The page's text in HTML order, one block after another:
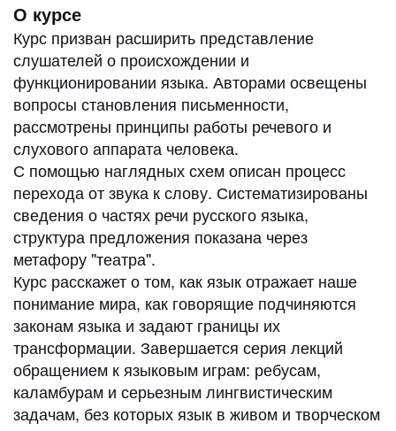
О курсе
Курс призван расширить представление
слушателей о происхождении и
функционировании языка. Авторами освещены
вопросы становления письменности,
рассмотрены принципы работы речевого и
слухового аппарата человека.
С помощью наглядных схем описан процесс
перехода от звука к слову. Систематизированы
сведения о частях речи русского языка,
структура предложения показана через
метафору "театра".
Курс расскажет о том, как язык отражает наше
понимание мира, как говорящие подчиняются
законам языка и задают границы их
трансформации. Завершается серия лекций
обращением к языковым играм: ребусам,
каламбурам и серьезным лингвистическим
задачам, без которых язык в живом и творческом